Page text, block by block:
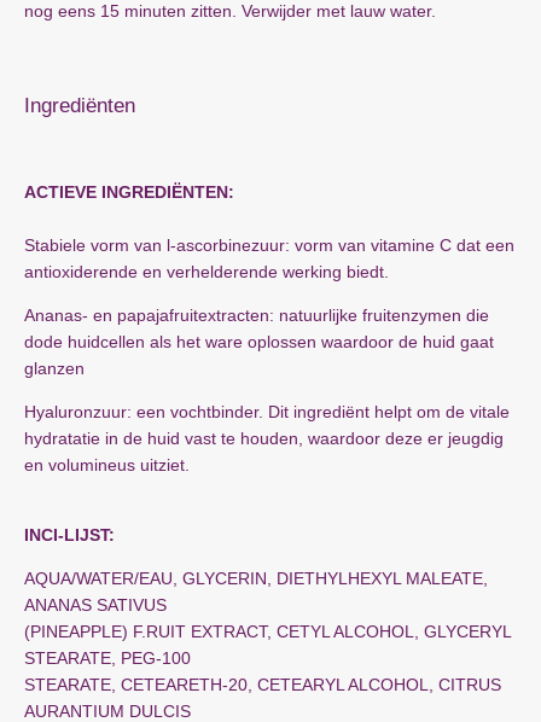
nog eens 15 minuten zitten. Verwijder met lauw water.
Ingrediënten
ACTIEVE INGREDIËNTEN:
Stabiele vorm van l-ascorbinezuur: vorm van vitamine C dat een
antioxiderende en verhelderende werking biedt.
Ananas- en papajafruitextracten: natuurlijke fruitenzymen die
dode huidcellen als het ware oplossen waardoor de huid gaat
glanzen
Hyaluronzuur: een vochtbinder. Dit ingrediënt helpt om de vitale
hydratatie in de huid vast te houden, waardoor deze er jeugdig
en volumineus uitziet.
INCI-LIJST:
AQUA/WATER/EAU, GLYCERIN, DIETHYLHEXYL MALEATE,
ANANAS SATIVUS
(PINEAPPLE) F.RUIT EXTRACT, CETYL ALCOHOL, GLYCERYL
STEARATE, PEG-100
STEARATE, CETEARETH-20, CETEARYL ALCOHOL, CITRUS
AURANTIUM DULCIS